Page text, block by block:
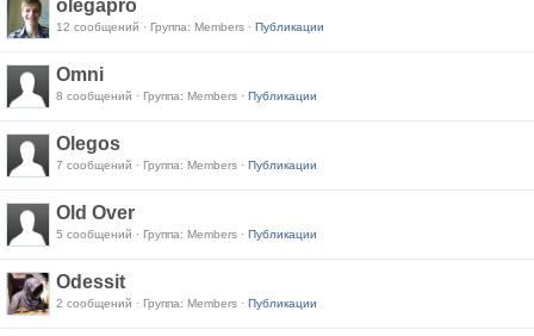
olegapro
12 сообщений · Группа: Members · Публикации
Omni
8 сообщений · Группа: Members · Публикации
Olegos
7 сообщений · Группа: Members · Публикации
Old Over
5 сообщений · Группа: Members · Публикации
Odessit
2 сообщений · Группа: Members · Публикации